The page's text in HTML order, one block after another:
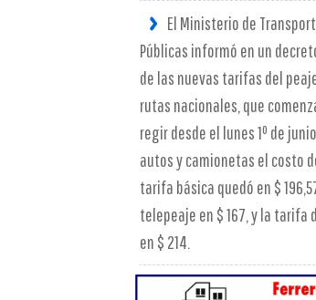
El Ministerio de
Públicas informó en un
de las nuevas tarifas del
rutas nacionales, que
regir desde el lunes 1º de
autos y camionetas el costo
tarifa básica quedó en $
telepeaje en $ 167, y la tarifa
en $ 214.